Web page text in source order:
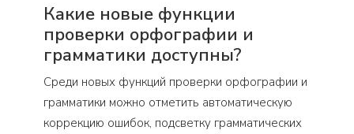
Какие новые функции
проверки орфографии и
грамматики доступны?
Среди новых функций проверки орфографии и
грамматики можно отметить автоматическую
коррекцию ошибок, подсветку грамматических